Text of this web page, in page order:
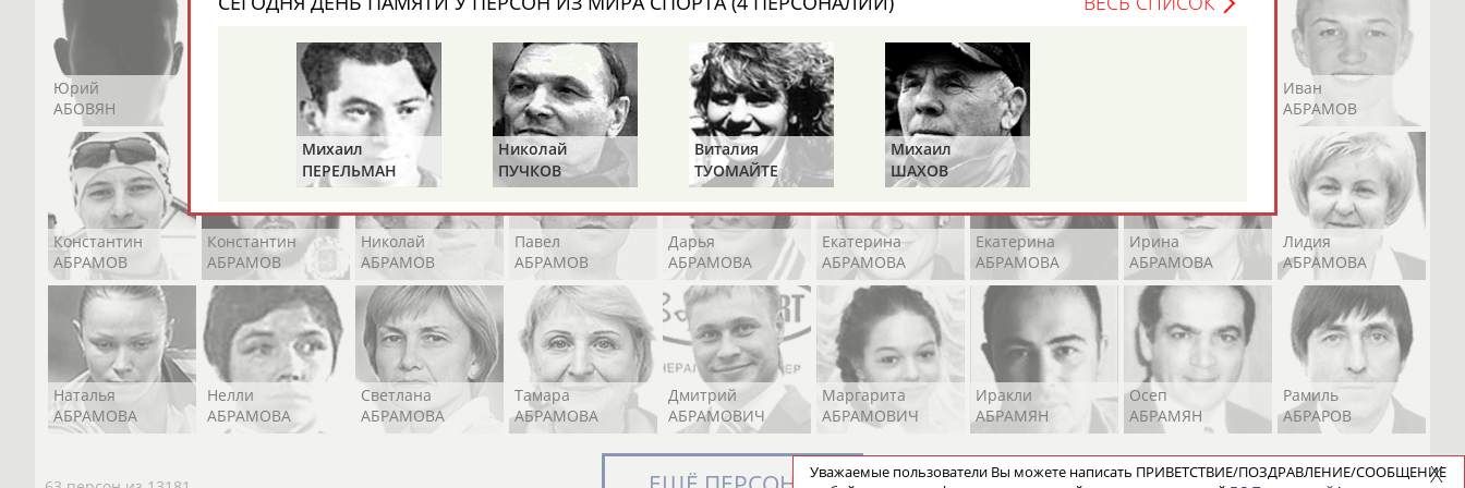
Юрий
АБОВЯН
АБОИМОВ
Элизабет
АБРААМЯН
Захария
АБРАМАШВИЛИ
Александр
АБРАМОВ
Андрей
АБРАМОВ
Иван
АБРАМОВ
Константин
АБРАМОВ
Константин
АБРАМОВ
Николай
АБРАМОВ
Павел
АБРАМОВ
Дарья
АБРАМОВА
Екатерина
АБРАМОВА
Екатерина
АБРАМОВА
Ирина
АБРАМОВА
Лидия
АБРАМОВА
Наталья
АБРАМОВА
Нелли
АБРАМОВА
Светлана
АБРАМОВА
Тамара
АБРАМОВА
Дмитрий
АБРАМОВИЧ
Маргарита
АБРАМОВИЧ
Иракли
АБРАМЯН
Осеп
АБРАМЯН
Рамиль
АБРАРОВ
Михаил
ПЕРЕЛЬМАН
(ПЕРЛЬМАН)
Николай
ПУЧКОВ
Виталия
ТУОМАЙТЕ
Михаил
ШАХОВ
Уважаемые пользователи Вы можете написать ПРИВЕТСТВИЕ/ПОЗДРАВЛЕНИЕ/СООБЩЕНИЕ